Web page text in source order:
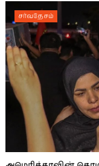
சர்வதேசம்